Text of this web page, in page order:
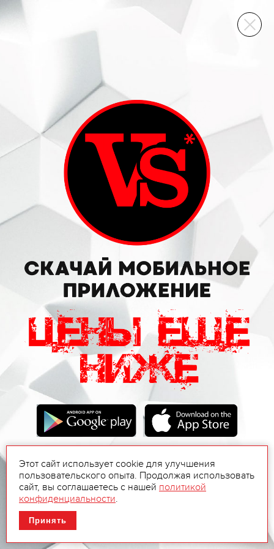
ВИННЫЙ СКЛАД
Этот сайт использует cookie для улучшения
пользовательского опыта. Продолжая использовать
сайт, вы соглашаетесь с нашей политикой
конфиденциальности.
Принять